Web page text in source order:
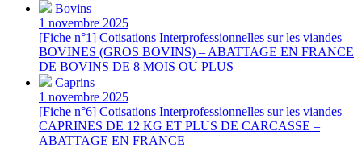
Bovins
1 novembre 2025
[Fiche n°1] Cotisations Interprofessionnelles sur les viandes
BOVINES (GROS BOVINS) – ABATTAGE EN FRANCE
DE BOVINS DE 8 MOIS OU PLUS
Caprins
1 novembre 2025
[Fiche n°6] Cotisations Interprofessionnelles sur les viandes
CAPRINES DE 12 KG ET PLUS DE CARCASSE –
ABATTAGE EN FRANCE